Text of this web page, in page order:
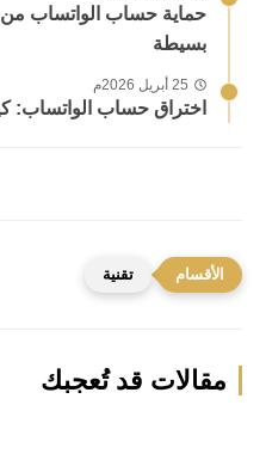
حماية حساب الواتساب
بسيطة
25 أبريل 2026م
اختراق حساب الواتساب:
تقنية
مقالات قد تُعجبك